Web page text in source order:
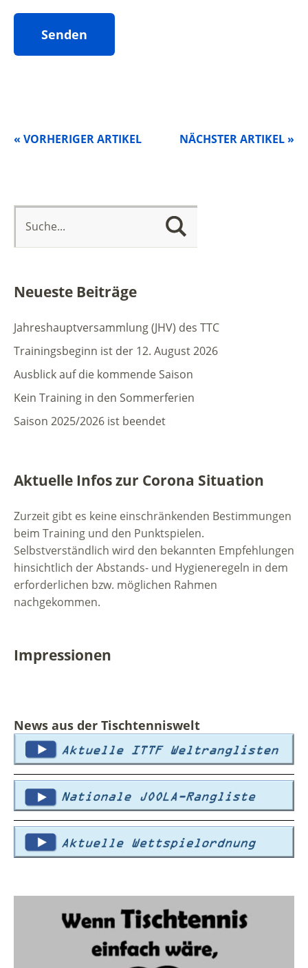
NÄCHSTER ARTIKEL »
« VORHERIGER ARTIKEL
Neueste Beiträge
Jahreshauptversammlung (JHV) des TTC
Trainingsbeginn ist der 12. August 2026
Ausblick auf die kommende Saison
Kein Training in den Sommerferien
Saison 2025/2026 ist beendet
Aktuelle Infos zur Corona Situation
Zurzeit gibt es keine einschränkenden Bestimmungen
beim Training und den Punktspielen.
Selbstverständlich wird den bekannten Empfehlungen
hinsichtlich der Abstands- und Hygieneregeln in dem
erforderlichen bzw. möglichen Rahmen
nachgekommen.
Impressionen
News aus der Tischtenniswelt